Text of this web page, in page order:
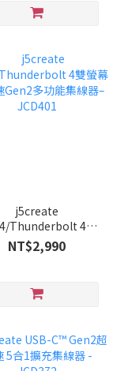
j5create
Thunderbolt 4雙
極速Gen2多功能集
線器– JCD401
NT$2,990